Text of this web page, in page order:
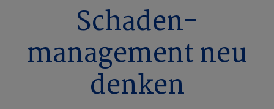
Schaden­
management neu
denken